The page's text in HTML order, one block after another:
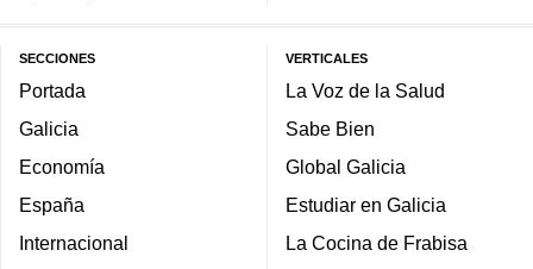
SECCIONES
Portada
Galicia
Economía
España
Internacional
VERTICALES
La Voz de la Salud
Sabe Bien
Global Galicia
Estudiar en Galicia
La Cocina de Frabisa